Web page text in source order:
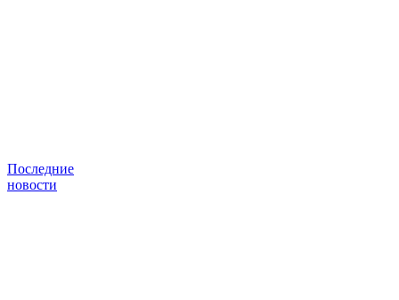
Последние
новости